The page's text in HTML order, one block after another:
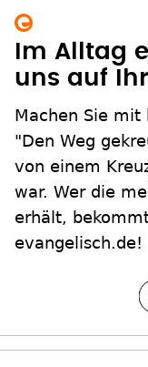
Im Alltag
uns auf
Machen Sie mit
"Den Weg
von einem
war. Wer die
erhält,
evangelisch.de!